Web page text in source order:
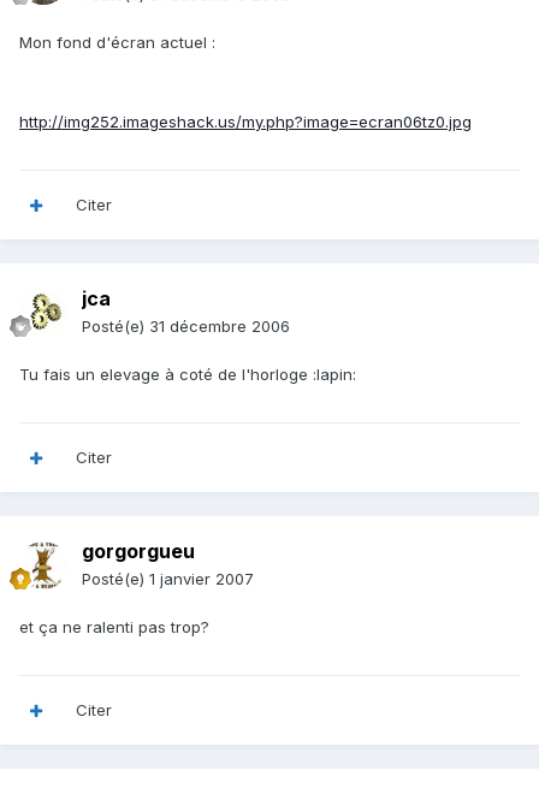
Mon fond d'écran actuel :
http://img252.imageshack.us/my.php?image=ecran06tz0.jpg
Citer
jca
Posté(e) 31 décembre 2006
Tu fais un elevage à coté de l'horloge :lapin:
Citer
gorgorgueu
Posté(e) 1 janvier 2007
et ça ne ralenti pas trop?
Citer